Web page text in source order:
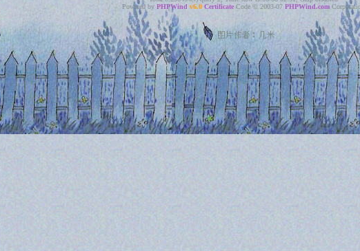
Powered by PHPWind v6.0 Certificate Code © 2003-07 PHPWind.com